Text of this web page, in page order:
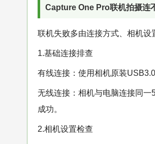
Capture One Pro联机拍摄连
联机失败多由连接方式、相机设
1.基础连接排查
有线连接：使用相机原装
无线连接：相机与电脑连接同
成功。
2.相机设置检查